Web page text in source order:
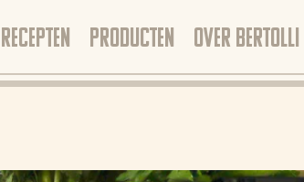
RECEPTEN PRODUCTEN OVER BERTOLLI